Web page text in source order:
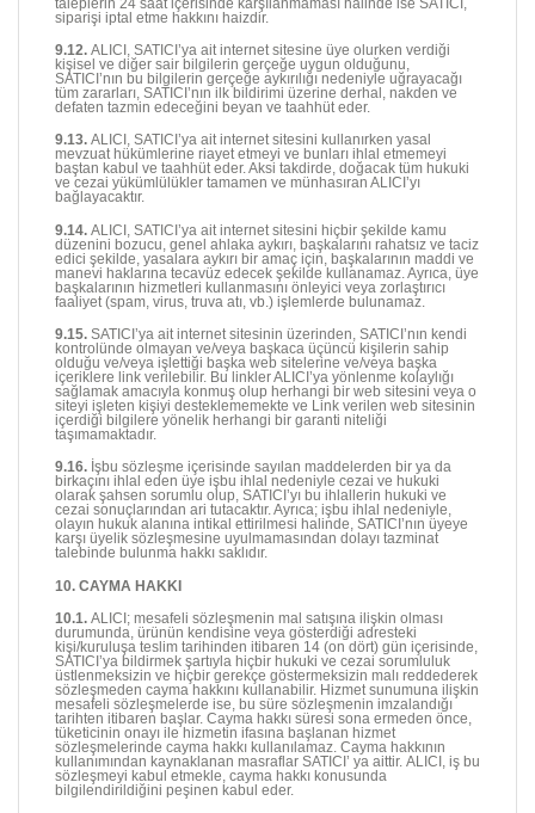
siparişi iptal etme hakkını haizdir.
9.12. ALICI, SATICI’ya ait internet sitesine üye olurken verdiği
kişisel ve diğer sair bilgilerin gerçeğe uygun olduğunu,
SATICI’nın bu bilgilerin gerçeğe aykırılığı nedeniyle uğrayacağı
tüm zararları, SATICI’nın ilk bildirimi üzerine derhal, nakden ve
defaten tazmin edeceğini beyan ve taahhüt eder.
9.13. ALICI, SATICI’ya ait internet sitesini kullanırken yasal
mevzuat hükümlerine riayet etmeyi ve bunları ihlal etmemeyi
baştan kabul ve taahhüt eder. Aksi takdirde, doğacak tüm hukuki
ve cezai yükümlülükler tamamen ve münhasıran ALICI’yı
bağlayacaktır.
9.14. ALICI, SATICI’ya ait internet sitesini hiçbir şekilde kamu
düzenini bozucu, genel ahlaka aykırı, başkalarını rahatsız ve taciz
edici şekilde, yasalara aykırı bir amaç için, başkalarının maddi ve
manevi haklarına tecavüz edecek şekilde kullanamaz. Ayrıca, üye
başkalarının hizmetleri kullanmasını önleyici veya zorlaştırıcı
faaliyet (spam, virus, truva atı, vb.) işlemlerde bulunamaz.
9.15. SATICI’ya ait internet sitesinin üzerinden, SATICI’nın kendi
kontrolünde olmayan ve/veya başkaca üçüncü kişilerin sahip
olduğu ve/veya işlettiği başka web sitelerine ve/veya başka
içeriklere link verilebilir. Bu linkler ALICI’ya yönlenme kolaylığı
sağlamak amacıyla konmuş olup herhangi bir web sitesini veya o
siteyi işleten kişiyi desteklememekte ve Link verilen web sitesinin
içerdiği bilgilere yönelik herhangi bir garanti niteliği
taşımamaktadır.
9.16. İşbu sözleşme içerisinde sayılan maddelerden bir ya da
birkaçını ihlal eden üye işbu ihlal nedeniyle cezai ve hukuki
olarak şahsen sorumlu olup, SATICI’yı bu ihlallerin hukuki ve
cezai sonuçlarından ari tutacaktır. Ayrıca; işbu ihlal nedeniyle,
olayın hukuk alanına intikal ettirilmesi halinde, SATICI’nın üyeye
karşı üyelik sözleşmesine uyulmamasından dolayı tazminat
talebinde bulunma hakkı saklıdır.
10. CAYMA HAKKI
10.1. ALICI; mesafeli sözleşmenin mal satışına ilişkin olması
durumunda, ürünün kendisine veya gösterdiği adresteki
kişi/kuruluşa teslim tarihinden itibaren 14 (on dört) gün içerisinde,
SATICI’ya bildirmek şartıyla hiçbir hukuki ve cezai sorumluluk
üstlenmeksizin ve hiçbir gerekçe göstermeksizin malı reddederek
sözleşmeden cayma hakkını kullanabilir. Hizmet sunumuna ilişkin
mesafeli sözleşmelerde ise, bu süre sözleşmenin imzalandığı
tarihten itibaren başlar. Cayma hakkı süresi sona ermeden önce,
tüketicinin onayı ile hizmetin ifasına başlanan hizmet
sözleşmelerinde cayma hakkı kullanılamaz. Cayma hakkının
kullanımından kaynaklanan masraflar SATICI’ ya aittir. ALICI, iş bu
sözleşmeyi kabul etmekle, cayma hakkı konusunda
bilgilendirildiğini peşinen kabul eder.